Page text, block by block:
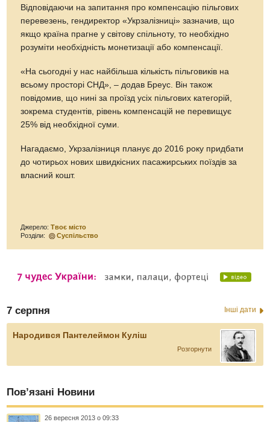
Відповідаючи на запитання про компенсацію пільгових
перевезень, гендиректор «Укрзалізниці» зазначив, що
якщо країна прагне у світову спільноту, то необхідно
розуміти необхідність монетизації або компенсації.
«На сьогодні у нас найбільша кількість пільговиків на
всьому просторі СНД», – додав Бреус. Він також
повідомив, що нині за проїзд усіх пільгових категорій,
зокрема студентів, рівень компенсацій не перевищує
25% від необхідної суми.
Нагадаємо, Укрзалізниця планує до 2016 року придбати
до чотирьох нових швидкісних пасажирських поїздів за
власний кошт.
Джерело:Твоє місто
Розділи:
Суспільство
7 серпня Інші дати
Народився Пантелеймон Куліш
Розгорнути
Пов’язані Новини
26 вересня 2013 о 09:33